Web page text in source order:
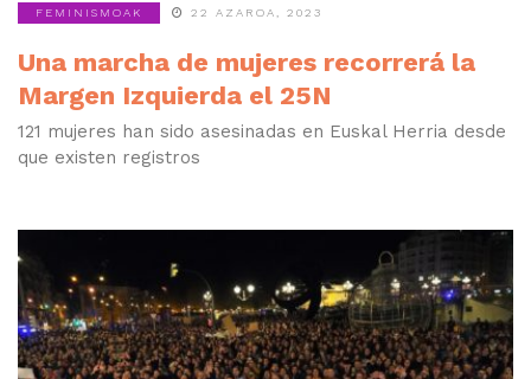
FEMINISMOAK 22 AZAROA, 2023
Una marcha de mujeres recorrerá la
Margen Izquierda el 25N
121 mujeres han sido asesinadas en Euskal Herria desde
que existen registros